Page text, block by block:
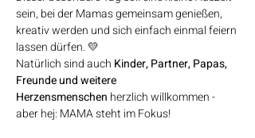
sein, bei der Mamas gemeinsam genießen,
kreativ werden und sich einfach einmal feiern
lassen dürfen. 💛
Natürlich sind auch Kinder, Partner, Papas,
Freunde und weitere
Herzensmenschen herzlich willkommen -
aber hej: MAMA steht im Fokus!